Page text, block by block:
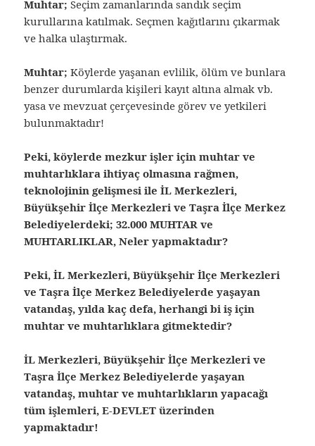
Muhtar;Seçim zamanlarında sandık seçim
kurullarına katılmak. Seçmen kağıtlarını çıkarmak
ve halka ulaştırmak.
Muhtar;Köylerde yaşanan evlilik, ölüm ve bunlara
benzer durumlarda kişileri kayıt altına almak vb.
yasa ve mevzuat çerçevesinde görev ve yetkileri
bulunmaktadır!
Peki, köylerde mezkur işler için muhtar ve
muhtarlıklara ihtiyaç olmasına rağmen,
teknolojinin gelişmesi ile İL Merkezleri,
Büyükşehir İlçe Merkezleri ve Taşra İlçe Merkez
Belediyelerdeki; 32.000 MUHTAR ve
MUHTARLIKLAR, Neler yapmaktadır?
Peki, İL Merkezleri, Büyükşehir İlçe Merkezleri
ve Taşra İlçe Merkez Belediyelerde yaşayan
vatandaş, yılda kaç defa, herhangi bi iş için
muhtar ve muhtarlıklara gitmektedir?
İL Merkezleri, Büyükşehir İlçe Merkezleri ve
Taşra İlçe Merkez Belediyelerde yaşayan
vatandaş, muhtar ve muhtarlıkların yapacağı
tüm işlemleri, E-DEVLET üzerinden
yapmaktadır!